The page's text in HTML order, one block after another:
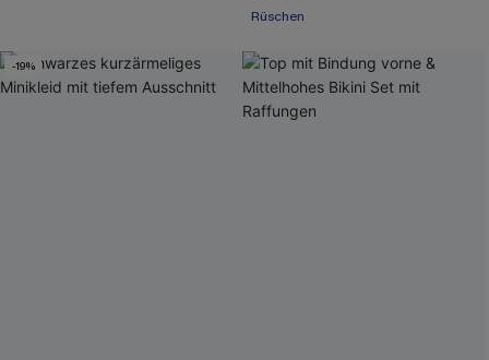
Rüschen
-19%